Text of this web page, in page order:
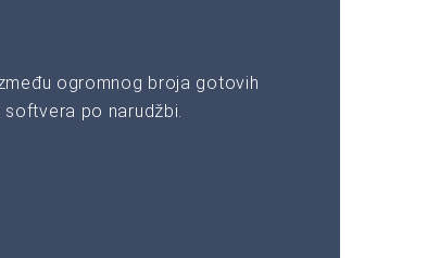
ogromnog broja gotovih
po narudžbi.